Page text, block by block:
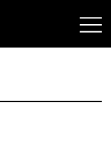
Lüdenscheid